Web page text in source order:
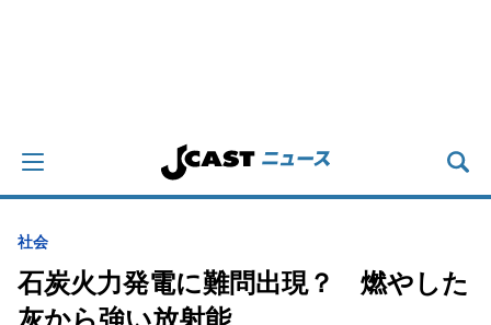
社会
石炭火力発電に難問出現？ 燃やした